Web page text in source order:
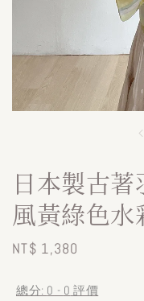
日本製古
風黃綠色
Regular
NT$ 1,380
總分: 0 - 0 評價